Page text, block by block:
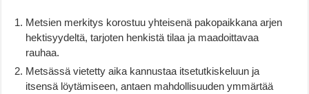
Metsien merkitys korostuu yhteisenä pakopaikkana arjen
hektisyydeltä, tarjoten henkistä tilaa ja maadoittavaa
rauhaa.
Metsässä vietetty aika kannustaa itsetutkiskeluun ja
itsensä löytämiseen, antaen mahdollisuuden ymmärtää